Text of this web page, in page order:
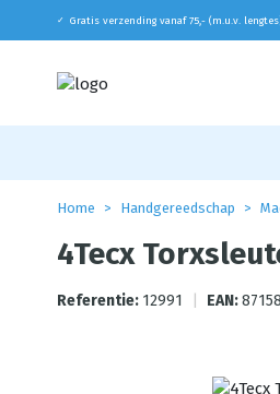
✓ Gratis verzending vanaf 75,- (m.u.v.
Home Handgereedschap
4Tecx
Referentie: 12991 EAN: